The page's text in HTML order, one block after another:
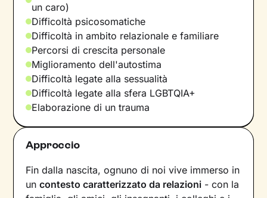
un caro)
Difficoltà psicosomatiche
Difficoltà in ambito relazionale e familiare
Percorsi di crescita personale
Miglioramento dell'autostima
Difficoltà legate alla sessualità
Difficoltà legate alla sfera LGBTQIA+
Elaborazione di un trauma
Approccio
Fin dalla nascita, ognuno di noi vive immerso in
uncontesto caratterizzato da relazioni - con la